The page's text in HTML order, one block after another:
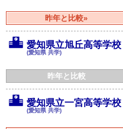
昨年と比較»
愛知県立旭丘高等学校
(愛知県 共学)
昨年と比較
愛知県立一宮高等学校
(愛知県 共学)